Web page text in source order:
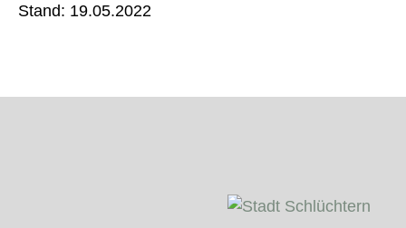
Stand: 19.05.2022